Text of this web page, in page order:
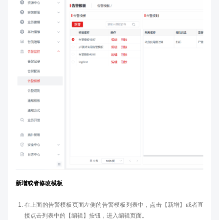
新增或者修改模板
在上面的告警模板页面左侧的告警模板列表中，点击【新增】或者直
接点击列表中的【编辑】按钮，进入编辑页面。